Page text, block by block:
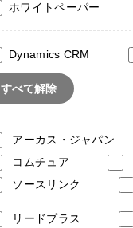
ホワイトペーパー
Dynamics CRM
すべて解除
アーカス・ジャパン
コムチュア
ソースリンク
リードプラス